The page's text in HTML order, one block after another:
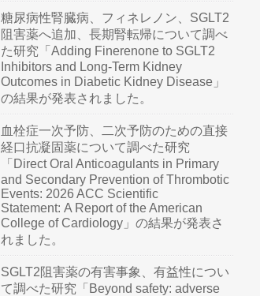
糖尿病性腎臓病、フィネレノン、SGLT2
阻害薬へ追加、長期腎転帰について調べ
た研究「Adding Finerenone to SGLT2
Inhibitors and Long-Term Kidney
Outcomes in Diabetic Kidney Disease」
の結果が発表されました。
血栓症一次予防、二次予防のための直接
経口抗凝固薬について調べた研究
「Direct Oral Anticoagulants in Primary
and Secondary Prevention of Thrombotic
Events: 2026 ACC Scientific
Statement: A Report of the American
College of Cardiology」の結果が発表さ
れました。
SGLT2阻害薬の有害事象、有益性につい
て調べた研究「Beyond safety: adverse